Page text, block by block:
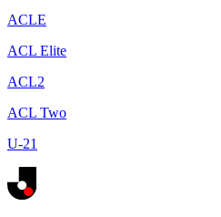
ACLE
ACL Elite
ACL2
ACL Two
U-21